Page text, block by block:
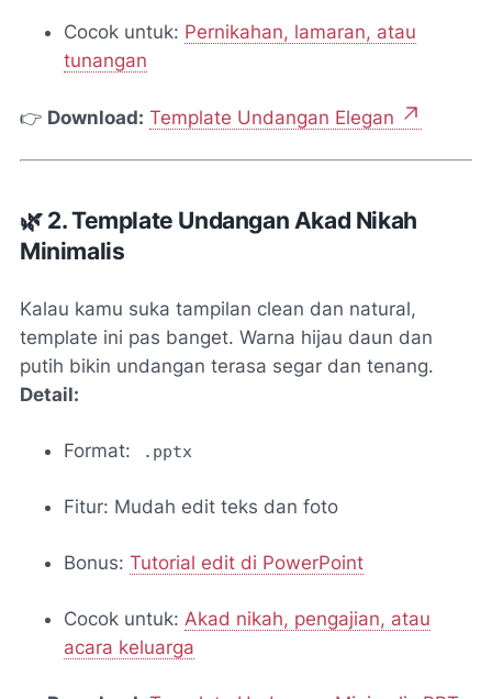
Cocok untuk: Pernikahan, lamaran, atau
tunangan
👉 Download: Template Undangan Elegan
🌿 2. Template Undangan Akad Nikah
Minimalis
Kalau kamu suka tampilan clean dan natural,
template ini pas banget. Warna hijau daun dan
putih bikin undangan terasa segar dan tenang.
Detail:
Format: .pptx
Fitur: Mudah edit teks dan foto
Bonus: Tutorial edit di PowerPoint
Cocok untuk: Akad nikah, pengajian, atau
acara keluarga